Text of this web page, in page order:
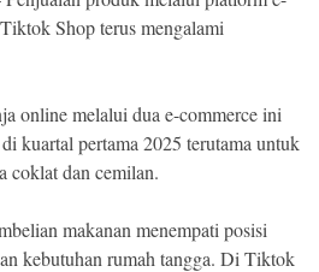
Shop terus mengalami
online melalui dua e-commerce ini
kuartal pertama 2025 terutama untuk
coklat dan cemilan.
makanan menempati posisi
kebutuhan rumah tangga. Di Tiktok